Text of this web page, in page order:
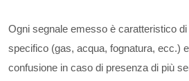
Ogni segnale emesso è caratteristico
specifico (gas, acqua, fognatura, ecc.)
confusione in caso di presenza di più